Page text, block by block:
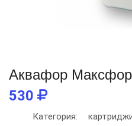
Аквафор
530
Категория: